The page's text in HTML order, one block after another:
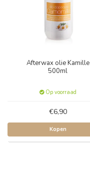
Afterwax olie Kamille
500ml
Op voorraad
€6,90
Kopen